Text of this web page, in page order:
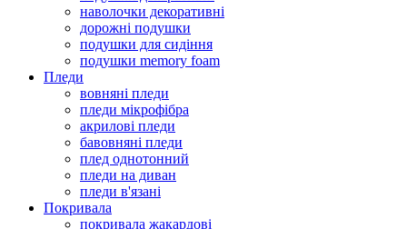
наволочки декоративні
дорожні подушки
подушки для сидіння
подушки memory foam
Пледи
вовняні пледи
пледи мікрофібра
акрилові пледи
бавовняні пледи
плед однотонний
пледи на диван
пледи в'язані
Покривала
покривала жакардові